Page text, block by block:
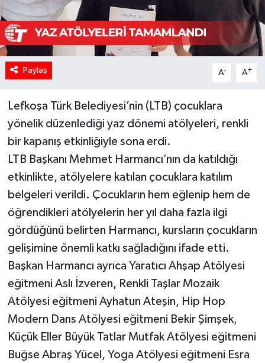
Paylaş A- A+
Lefkoşa Türk Belediyesi’nin (LTB) çocuklara
yönelik düzenlediği yaz dönemi atölyeleri, renkli
bir kapanış etkinliğiyle sona erdi.
LTB Başkanı Mehmet Harmancı’nın da katıldığı
etkinlikte, atölyelere katılan çocuklara katılım
belgeleri verildi. Çocukların hem eğlenip hem de
öğrendikleri atölyelerin her yıl daha fazla ilgi
gördüğünü belirten Harmancı, kursların çocukların
gelişimine önemli katkı sağladığını ifade etti.
Başkan Harmancı ayrıca Yaratıcı Ahşap Atölyesi
eğitmeni Aslı İzveren, Renkli Taşlar Mozaik
Atölyesi eğitmeni Ayhatun Ateşin, Hip Hop
Modern Dans Atölyesi eğitmeni Bekir Şimşek,
Küçük Eller Büyük Tatlar Mutfak Atölyesi eğitmeni
Buğse Abraş Yücel, Yoga Atölyesi eğitmeni Esra